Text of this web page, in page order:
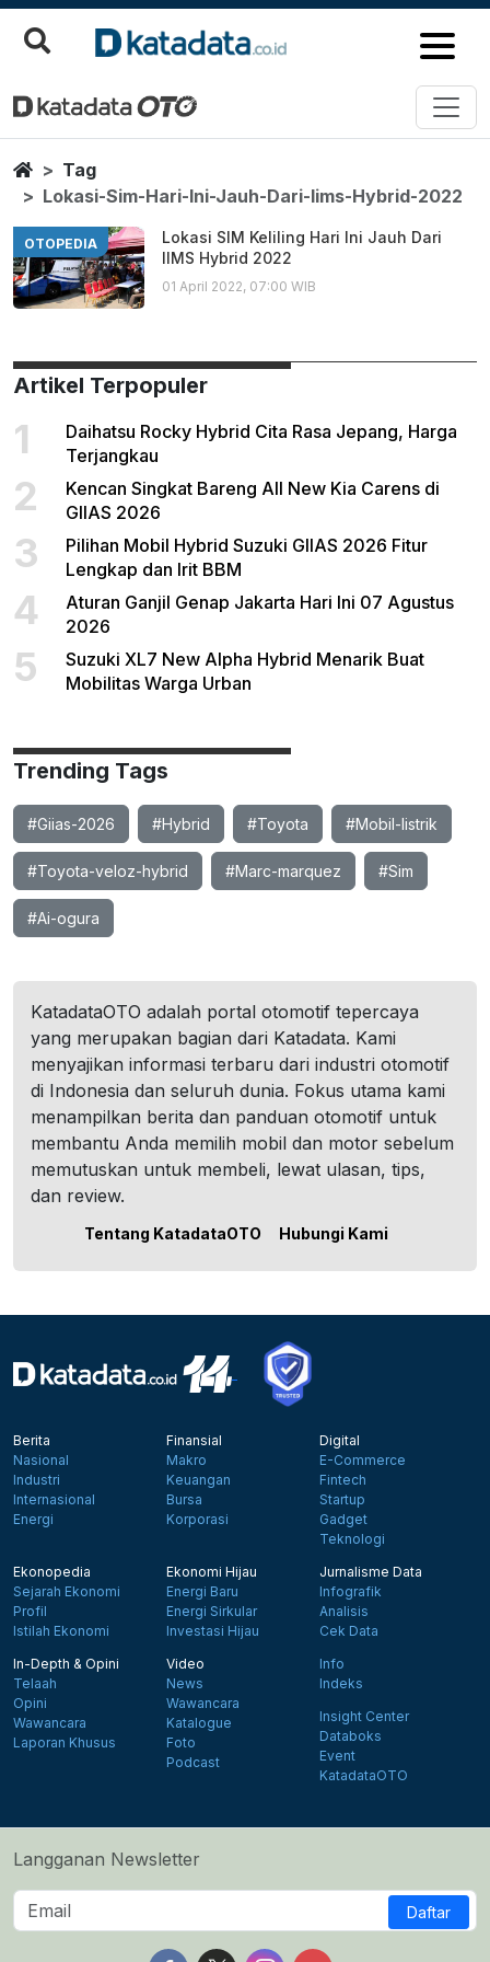
Lokasi Sim Hari Ini Jauh Dari
Berita Terbaru
HomeTag
Lokasi-Sim-Hari-Ini-Jauh-Dari-Iims-Hybrid-2022
OTOPEDIA
Lokasi SIM Keliling Hari Ini Jauh Dari
IIMS Hybrid 2022
01 April 2022, 07:00 WIB
Artikel Terpopuler
1
Daihatsu Rocky Hybrid Cita Rasa Jepang, Harga
Terjangkau
2
Kencan Singkat Bareng All New Kia Carens di
GIIAS 2026
3
Pilihan Mobil Hybrid Suzuki GIIAS 2026 Fitur
Lengkap dan Irit BBM
4
Aturan Ganjil Genap Jakarta Hari Ini 07 Agustus
2026
5
Suzuki XL7 New Alpha Hybrid Menarik Buat
Mobilitas Warga Urban
Trending Tags
#Giias-2026 #Hybrid #Toyota #Mobil-listrik
#Toyota-veloz-hybrid #Marc-marquez #Sim
#Ai-ogura
KatadataOTO adalah portal otomotif tepercaya
yang merupakan bagian dari Katadata. Kami
menyajikan informasi terbaru dari industri otomotif
di Indonesia dan seluruh dunia. Fokus utama kami
menampilkan berita dan panduan otomotif untuk
membantu Anda memilih mobil dan motor sebelum
memutuskan untuk membeli, lewat ulasan, tips,
dan review.
Tentang KatadataOTO Hubungi Kami
Berita
Nasional
Industri
Internasional
Energi
Finansial
Makro
Keuangan
Bursa
Korporasi
Digital
E-Commerce
Fintech
Startup
Gadget
Teknologi
Ekonopedia
Sejarah Ekonomi
Profil
Istilah Ekonomi
Ekonomi Hijau
Energi Baru
Energi Sirkular
Investasi Hijau
Jurnalisme Data
Infografik
Analisis
Cek Data
In-Depth & Opini
Telaah
Opini
Wawancara
Laporan Khusus
Video
News
Wawancara
Katalogue
Foto
Podcast
Info
Indeks
Insight Center
Databoks
Event
KatadataOTO
Langganan Newsletter
Daftar